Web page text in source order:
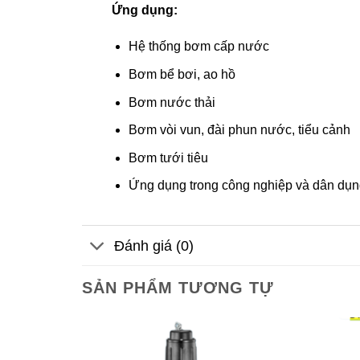
Ứng dụng:
Hệ thống bơm cấp nước
Bơm bể bơi, ao hồ
Bơm nước thải
Bơm vòi vun, đài phun nước, tiểu cảnh
Bơm tưới tiêu
Ứng dụng trong công nghiệp và dân
Đánh giá (0)
SẢN PHẨM TƯƠNG TỰ